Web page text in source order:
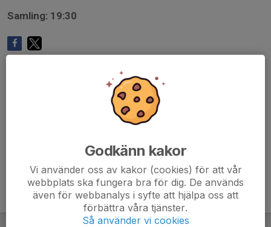
Samling: 19:30
Godkänn kakor
Vi använder oss av kakor (cookies) för att vår
webbplats ska fungera bra för dig. De används
även för webbanalys i syfte att hjälpa oss att
förbättra våra tjänster.
Så använder vi cookies